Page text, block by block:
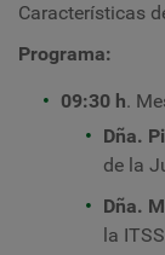
Características
Programa:
09:30 h.
Dña.
de la
Dña.
la